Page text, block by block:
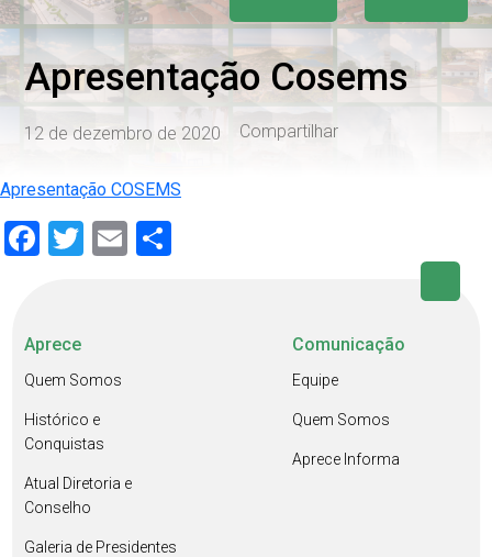
Apresentação Cosems
12 de dezembro de 2020 Compartilhar
Apresentação COSEMS
Facebook
Twitter
Email
Aprece
Quem Somos
Histórico e
Conquistas
Atual Diretoria e
Conselho
Galeria de Presidentes
Comunicação
Equipe
Quem Somos
Aprece Informa